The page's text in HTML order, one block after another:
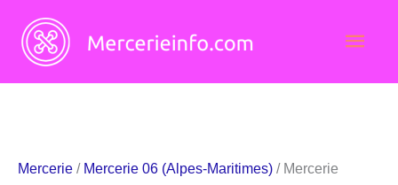
contenu
Mercerie / Mercerie 06 (Alpes-Maritimes) / Mercerie